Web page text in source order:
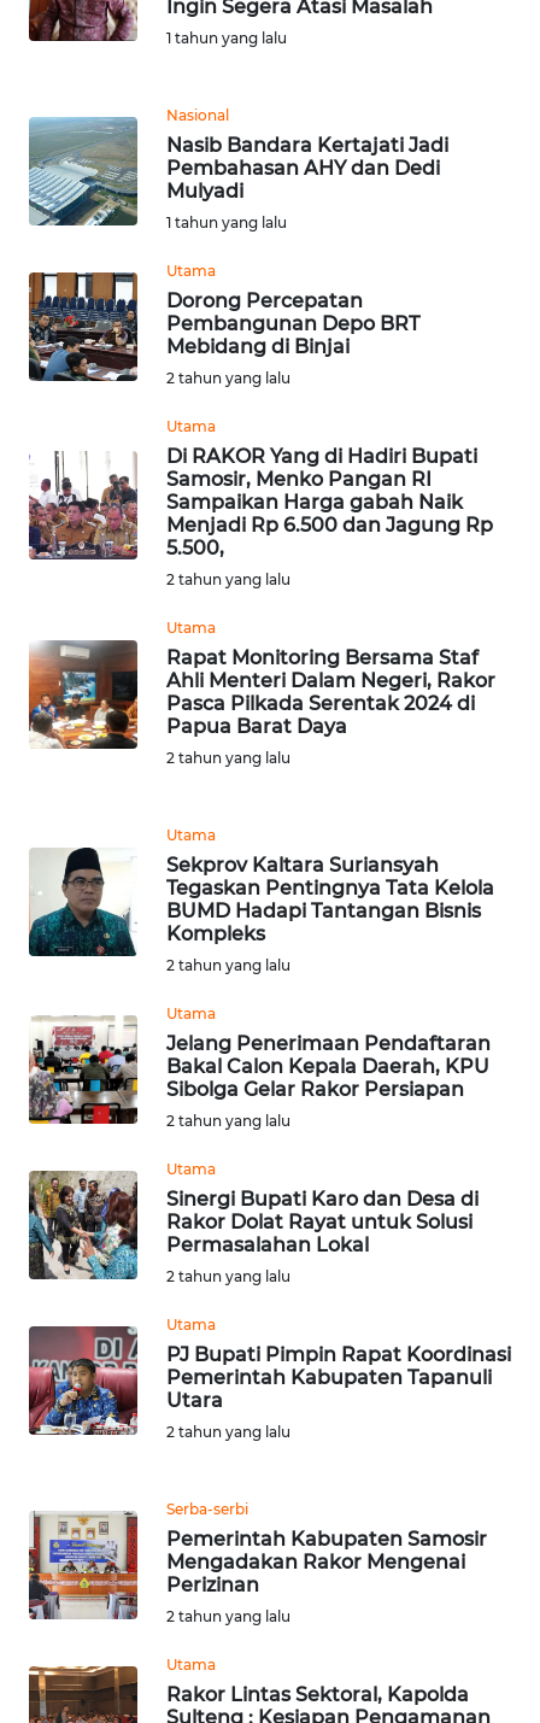
Ingin Segera Atasi Masalah
1 tahun yang lalu
Nasional
Nasib Bandara Kertajati Jadi
Pembahasan AHY dan Dedi
Mulyadi
1 tahun yang lalu
Utama
Dorong Percepatan
Pembangunan Depo BRT
Mebidang di Binjai
2 tahun yang lalu
Utama
Di RAKOR Yang di Hadiri Bupati
Samosir, Menko Pangan RI
Sampaikan Harga gabah Naik
Menjadi Rp 6.500 dan Jagung Rp
5.500,
2 tahun yang lalu
Utama
Rapat Monitoring Bersama Staf
Ahli Menteri Dalam Negeri, Rakor
Pasca Pilkada Serentak 2024 di
Papua Barat Daya
2 tahun yang lalu
Utama
Sekprov Kaltara Suriansyah
Tegaskan Pentingnya Tata Kelola
BUMD Hadapi Tantangan Bisnis
Kompleks
2 tahun yang lalu
Utama
Jelang Penerimaan Pendaftaran
Bakal Calon Kepala Daerah, KPU
Sibolga Gelar Rakor Persiapan
2 tahun yang lalu
Utama
Sinergi Bupati Karo dan Desa di
Rakor Dolat Rayat untuk Solusi
Permasalahan Lokal
2 tahun yang lalu
Utama
PJ Bupati Pimpin Rapat Koordinasi
Pemerintah Kabupaten Tapanuli
Utara
2 tahun yang lalu
Serba-serbi
Pemerintah Kabupaten Samosir
Mengadakan Rakor Mengenai
Perizinan
2 tahun yang lalu
Utama
Rakor Lintas Sektoral, Kapolda
Sulteng : Kesiapan Pengamanan
WN
KALSEL
WN
WN
SULSEL
WN
SULUT
WN
MALUT
WN
DANAU
TOBA
WN
LANGKAT
TAPANULI
SELATAN
WN
WN
KARO
WN
LABUHANBATU
TAPANULI
TENGAH